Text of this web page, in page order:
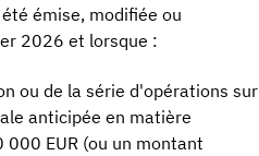
émise, modifiée ou
2026 et lorsque :
ou de la série d'opérations sur
anticipée en matière
EUR (ou un montant